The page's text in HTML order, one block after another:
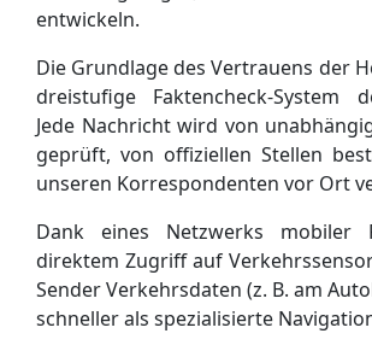
entwickeln.
Die Grundlage des Vertrauens der
dreistufige Faktencheck-System
Jede Nachricht wird von
geprüft, von offiziellen Stellen
unseren Korrespondenten vor Ort
Dank eines Netzwerks mobiler
direktem Zugriff auf
Sender Verkehrsdaten (z. B. am
schneller als spezialisierte